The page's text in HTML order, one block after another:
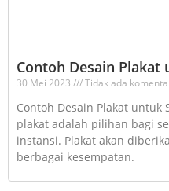
Contoh Desain Plakat
30 Mei 2023 Tidak ada
Contoh Desain Plakat untuk
plakat adalah pilihan bagi
instansi. Plakat akan
berbagai kesempatan.